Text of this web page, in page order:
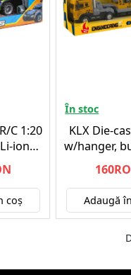
C 1:20
ion
coş
În stoc
KLX Die-
w/hanger,
light &
Adaugă